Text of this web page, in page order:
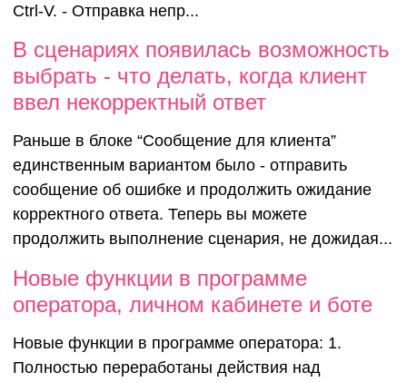
Ctrl-V. - Отправка непр...
В
появилась
выбрать -
делать,
клиент
В сценариях появилась возможность
выбрать - что делать, когда клиент
ввел некорректный ответ
Раньше в блоке “Сообщение для клиента”
единственным вариантом было - отправить
сообщение об ошибке и продолжить ожидание
корректного ответа. Теперь вы можете
продолжить выполнение сценария, не дожидая...
Новые функции в программе
оператора, личном кабинете и боте
Новые функции в программе оператора: 1.
Полностью переработаны действия над